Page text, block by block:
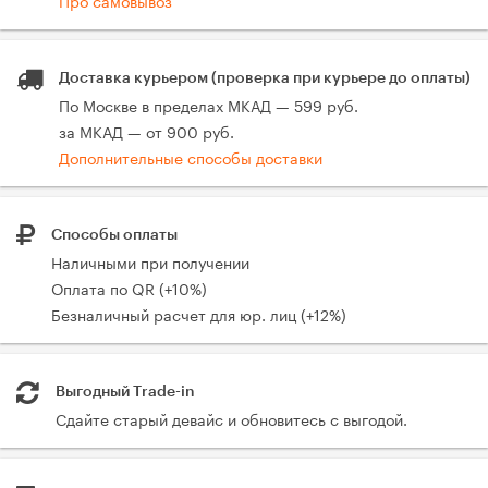
Доставка курьером (проверка при курьере до оплаты)
По Москве в пределах МКАД — 599 руб.
за МКАД — от 900 руб.
Дополнительные способы доставки
Способы оплаты
Наличными при получении
Оплата по QR (+10%)
Безналичный расчет для юр. лиц (+12%)
Выгодный Trade-in
Сдайте старый девайс и обновитесь с выгодой.